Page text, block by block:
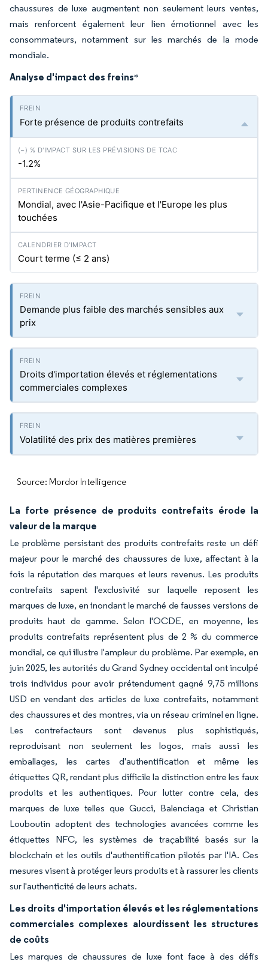
chaussures de luxe augmentent non seulement leurs ventes,
mais renforcent également leur lien émotionnel avec les
consommateurs, notamment sur les marchés de la mode
mondiale.
Analyse d'impact des freins*
Forte présence de produits contrefaits
-1.2%
Mondial, avec l'Asie-Pacifique et l'Europe les plus
touchées
Court terme (≤ 2 ans)
Demande plus faible des marchés sensibles aux
prix
Droits d'importation élevés et réglementations
commerciales complexes
Volatilité des prix des matières premières
Source: Mordor Intelligence
La forte présence de produits contrefaits érode la
valeur de la marque
Le problème persistant des produits contrefaits reste un défi
majeur pour le marché des chaussures de luxe, affectant à la
fois la réputation des marques et leurs revenus. Les produits
contrefaits sapent l'exclusivité sur laquelle reposent les
marques de luxe, en inondant le marché de fausses versions de
produits haut de gamme. Selon l'OCDE, en moyenne, les
produits contrefaits représentent plus de 2 % du commerce
mondial, ce qui illustre l'ampleur du problème. Par exemple, en
juin 2025, les autorités du Grand Sydney occidental ont inculpé
trois individus pour avoir prétendument gagné 9,75 millions
USD en vendant des articles de luxe contrefaits, notamment
des chaussures et des montres, via un réseau criminel en ligne.
Les contrefacteurs sont devenus plus sophistiqués,
reproduisant non seulement les logos, mais aussi les
emballages, les cartes d'authentification et même les
étiquettes QR, rendant plus difficile la distinction entre les faux
produits et les authentiques. Pour lutter contre cela, des
marques de luxe telles que Gucci, Balenciaga et Christian
Louboutin adoptent des technologies avancées comme les
étiquettes NFC, les systèmes de traçabilité basés sur la
blockchain et les outils d'authentification pilotés par l'IA. Ces
mesures visent à protéger leurs produits et à rassurer les clients
sur l'authenticité de leurs achats.
Les droits d'importation élevés et les réglementations
commerciales complexes alourdissent les structures
de coûts
Les marques de chaussures de luxe font face à des défis